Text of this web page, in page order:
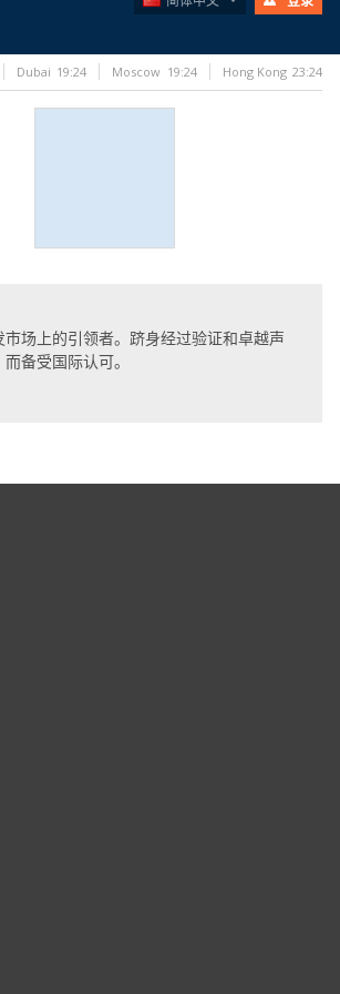
市场上的引领者。跻身经过验证和卓越声
备受国际认可。
Dubai 19:24 Moscow 19:24 Hong Kong 23:24